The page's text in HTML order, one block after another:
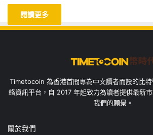
閱讀更多
Timetocoin 為香港首間專為中文讀者而設的比
絡資訊平台，自 2017 年起致力為讀者提供最新
我們的願景。
關於我們